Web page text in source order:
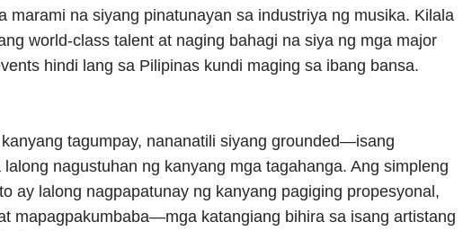
marami na siyang pinatunayan sa industriya ng musika. Kilala
world-class talent at naging bahagi na siya ng mga major
hindi lang sa Pilipinas kundi maging sa ibang bansa.
tagumpay, nananatili siyang grounded—isang
lalong nagustuhan ng kanyang mga tagahanga. Ang simpleng
ay lalong nagpapatunay ng kanyang pagiging propesyonal,
mapagpakumbaba—mga katangiang bihira sa isang artistang